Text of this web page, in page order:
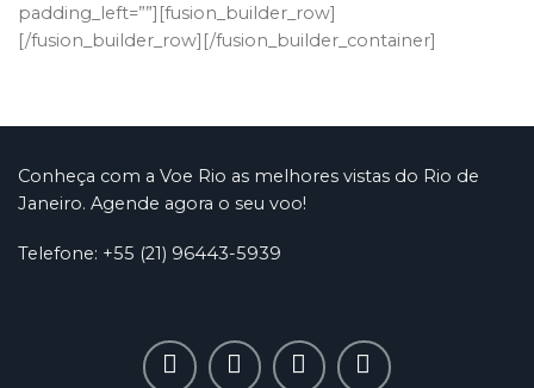
padding_left=””][fusion_builder_row]
[/fusion_builder_row][/fusion_builder_container]
Conheça com a Voe Rio as melhores vistas do Rio de
Janeiro. Agende agora o seu voo!
Telefone: +55 (21) 96443-5939